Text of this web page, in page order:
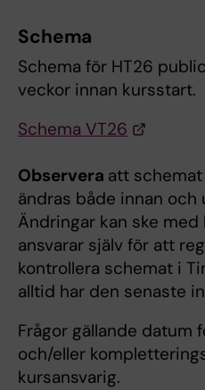
Schema
Schema för HT26
veckor innan kursstart.
Schema VT26
Observera att
ändras både innan och
Ändringar kan ske
ansvarar själv för att
kontrollera schemat i
alltid har den senaste
Frågor gällande datum
och/eller
kursansvarig.